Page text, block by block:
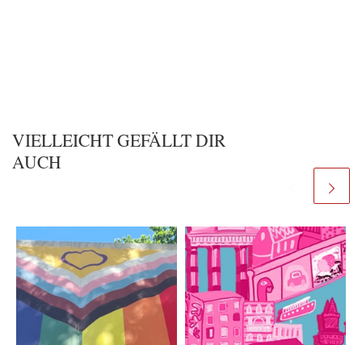
VIELLEICHT GEFÄLLT DIR
AUCH